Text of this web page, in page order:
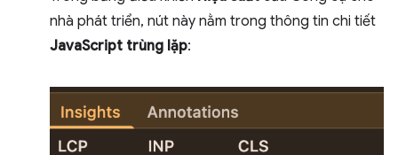
nhà phát triển, nút này nằm trong thông tin chi tiết
JavaScript trùng lặp: